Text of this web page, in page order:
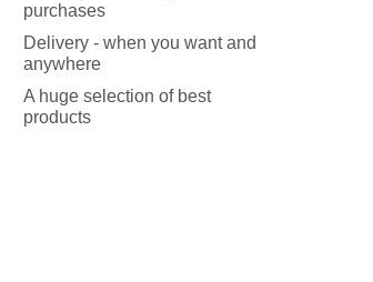
purchases
Delivery - when you want and
anywhere
A huge selection of best
products